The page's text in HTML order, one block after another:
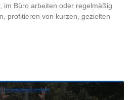
im Büro arbeiten oder regelmäßig
profitieren von kurzen, gezielten